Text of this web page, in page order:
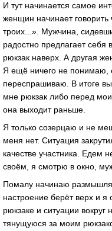
И тут начинается самое
женщин начинает
троих...». Мужчина,
радостно предлагает себя
рюкзак наверх. А другая
Я ещё ничего не понимаю,
переспрашиваю. В итоге
мне рюкзак либо перед
она выходит раньше.
Я только созерцаю и не
меня нет. Ситуация
качестве участника. Едем
своём, я смотрю в окно,
Помалу начинаю
настроение берёт верх и
рюкзаке и ситуации
тянущуюся за моим